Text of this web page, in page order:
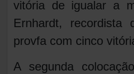
vitória de igualar a
Ernhardt, recordista
provfa com cinco
A segunda